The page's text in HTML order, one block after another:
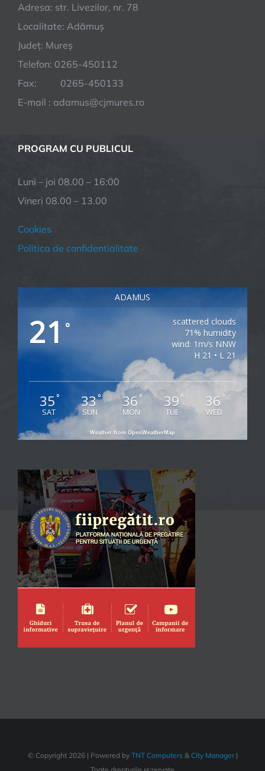
Adresa: str. Livezilor, nr. 78
Localitate: Adămuș
Județ: Mureș
Telefon: 0265-450112
Fax: 0265-450133
E-mail : adamus@cjmures.ro
PROGRAM CU PUBLICUL
Luni – joi 08.00 – 16:00
Vineri 08.00 – 13.00
Cookies
Politica de confidentialitate
ADAMUS
21 °
scattered clouds
71% humidity
wind: 1m/s NNW
H 21 • L 21
35°
SAT
33°
SUN
36°
MON
39 °
TUE
36 °
WED
Weather from OpenWeatherMap
© Copyright 2026 | Powered by TNT Computers& City Manager|